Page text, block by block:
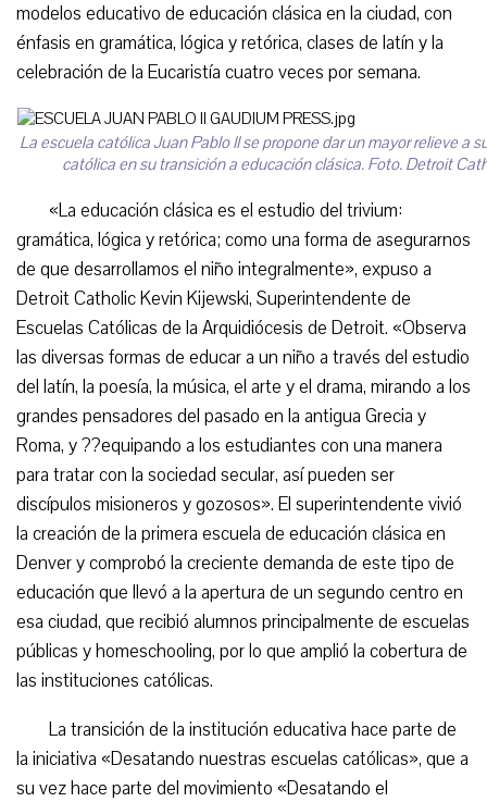
modelos educativo de educación clásica en la ciudad, con
énfasis en gramática, lógica y retórica, clases de latín y la
celebración de la Eucaristía cuatro veces por semana.
La escuela católica Juan Pablo II se propone dar un mayor relieve a
católica en su transición a educación clásica. Foto. Detroit
«La educación clásica es el estudio del trivium:
gramática, lógica y retórica; como una forma de asegurarnos
de que desarrollamos el niño integralmente», expuso a
Detroit Catholic Kevin Kijewski, Superintendente de
Escuelas Católicas de la Arquidiócesis de Detroit. «Observa
las diversas formas de educar a un niño a través del estudio
del latín, la poesía, la música, el arte y el drama, mirando a los
grandes pensadores del pasado en la antigua Grecia y
Roma, y ??equipando a los estudiantes con una manera
para tratar con la sociedad secular, así pueden ser
discípulos misioneros y gozosos». El superintendente vivió
la creación de la primera escuela de educación clásica en
Denver y comprobó la creciente demanda de este tipo de
educación que llevó a la apertura de un segundo centro en
esa ciudad, que recibió alumnos principalmente de escuelas
públicas y homeschooling, por lo que amplió la cobertura de
las instituciones católicas.
La transición de la institución educativa hace parte de
la iniciativa «Desatando nuestras escuelas católicas», que a
su vez hace parte del movimiento «Desatando el